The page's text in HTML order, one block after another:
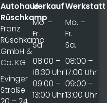
Autohaus
Rüschkamp
Franz
Rüschkamp
GmbH &
Co. KG
Evinger
Straße
Verkauf
Mo. –
Fr.
Sa.
08:00 –
18:30 Uhr
09:00 –
13:00 Uhr
Werkstatt
Mo. –
Fr.
Sa.
08:00 –
17:00 Uhr
09:00 –
13:00 Uhr